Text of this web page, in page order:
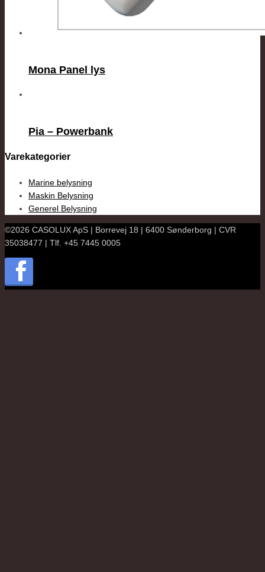
Mona Panel lys
Pia – Powerbank
Varekategorier
Marine belysning
Maskin Belysning
Generel Belysning
©2026 CASOLUX ApS | Borrevej 18 | 6400 Sønderborg | CVR
35038477 | Tlf. +45 7445 0005